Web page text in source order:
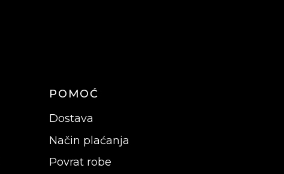
POMOĆ
Dostava
Način plaćanja
Povrat robe